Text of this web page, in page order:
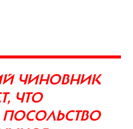
ЧИНОВНИК
ЧТО